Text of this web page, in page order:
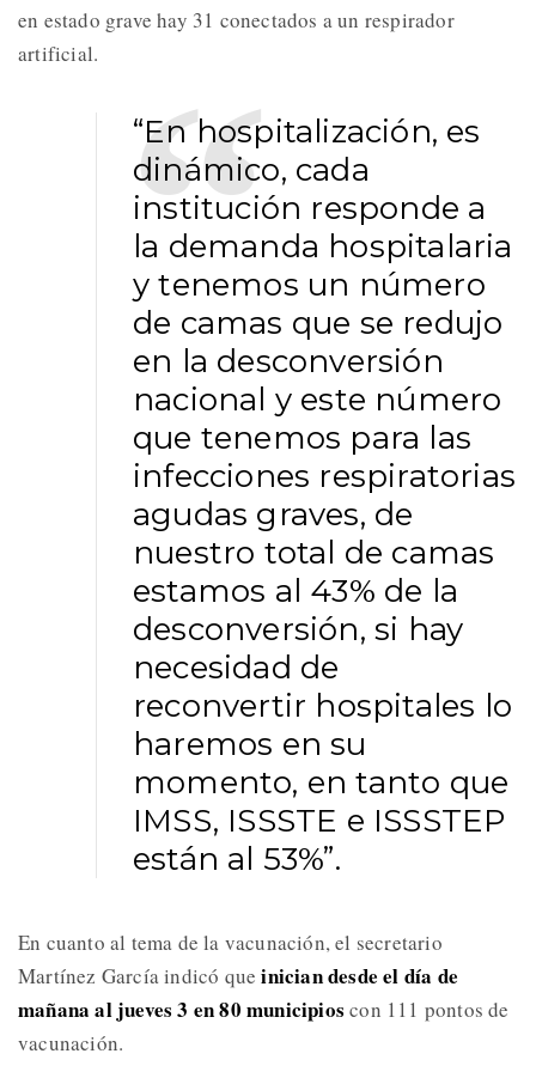
en estado grave hay 31 conectados a un respirador
artificial.
“En hospitalización, es
dinámico, cada
institución responde a
la demanda hospitalaria
y tenemos un número
de camas que se redujo
en la desconversión
nacional y este número
que tenemos para las
infecciones respiratorias
agudas graves, de
nuestro total de camas
estamos al 43% de la
desconversión, si hay
necesidad de
reconvertir hospitales lo
haremos en su
momento, en tanto que
IMSS, ISSSTE e ISSSTEP
están al 53%”.
En cuanto al tema de la vacunación, el secretario
Martínez García indicó que inician desde el día de
mañana al jueves 3 en 80 municipios con 111 pontos de
vacunación.